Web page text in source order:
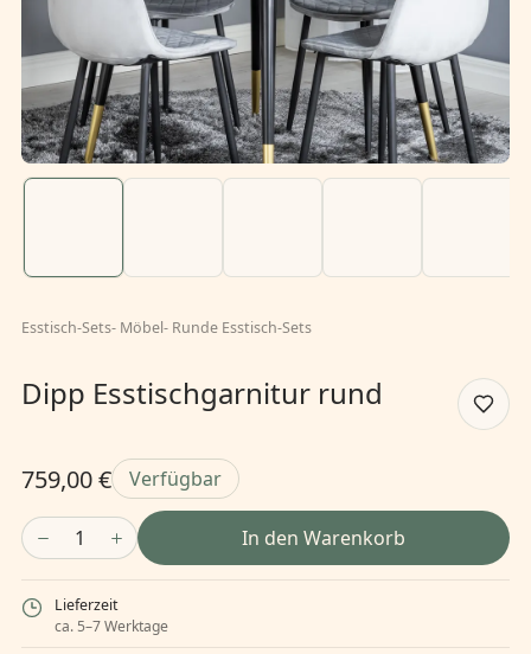
Esstisch-Sets- Möbel- Runde Esstisch-Sets
Dipp Esstischgarnitur rund
759,00 € Verfügbar
1 In den Warenkorb
Lieferzeit
ca. 5–7 Werktage